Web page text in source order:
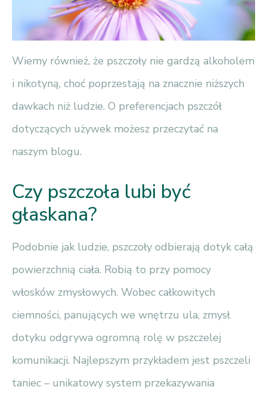
Wiemy również, że pszczoły nie gardzą alkoholem
i nikotyną, choć poprzestają na znacznie niższych
dawkach niż ludzie. O preferencjach pszczół
dotyczących używek możesz przeczytać na
naszym blogu.
Czy pszczoła lubi być
głaskana?
Podobnie jak ludzie, pszczoły odbierają dotyk całą
powierzchnią ciała. Robią to przy pomocy
włosków zmysłowych. Wobec całkowitych
ciemności, panujących we wnętrzu ula, zmysł
dotyku odgrywa ogromną rolę w pszczelej
komunikacji. Najlepszym przykładem jest pszczeli
taniec – unikatowy system przekazywania